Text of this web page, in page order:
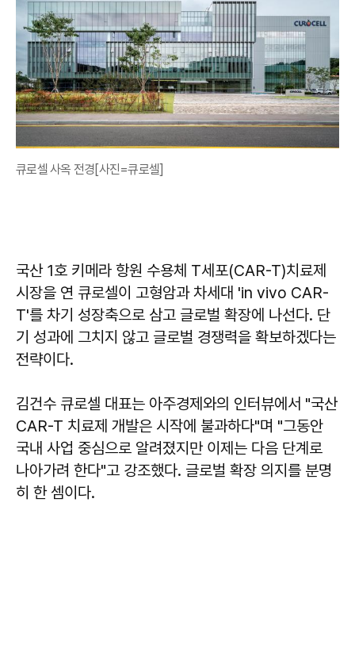
큐로셀 사옥 전경[사진=큐로셀]
국산 1호 키메라 항원 수용체 T세포(CAR-T)치료제
시장을 연 큐로셀이 고형암과 차세대 'in vivo CAR-
T'를 차기 성장축으로 삼고 글로벌 확장에 나선다. 단
기 성과에 그치지 않고 글로벌 경쟁력을 확보하겠다는
전략이다.
김건수 큐로셀 대표는 아주경제와의 인터뷰에서 "국산
CAR-T 치료제 개발은 시작에 불과하다"며 "그동안
국내 사업 중심으로 알려졌지만 이제는 다음 단계로
나아가려 한다"고 강조했다. 글로벌 확장 의지를 분명
히 한 셈이다.